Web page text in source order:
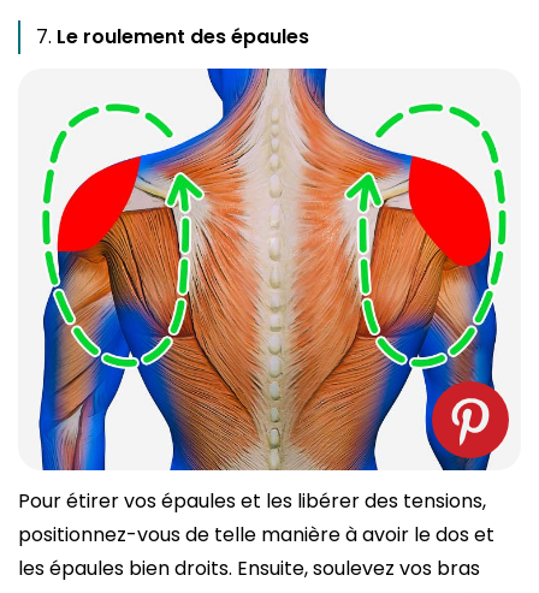
Le roulement des épaules
Pour étirer vos épaules et les libérer des tensions,
positionnez-vous de telle manière à avoir le dos et
les épaules bien droits. Ensuite, soulevez vos bras